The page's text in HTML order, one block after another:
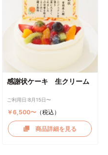
感謝状ケーキ 生クリーム
ご利用日:8月15日〜
￥6,500〜 （税込）
商品詳細を見る